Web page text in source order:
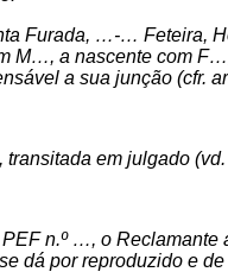
Furada, …-… Feteira,
M…, a nascente com
a sua junção (cfr.
em julgado (vd.
n.º …, o Reclamante
dá por reproduzido e